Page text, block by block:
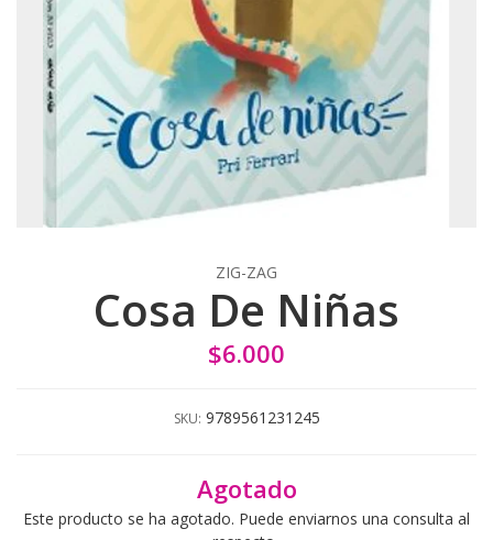
ZIG-ZAG
Cosa De Niñas
$6.000
SKU: 9789561231245
Agotado
Este producto se ha agotado. Puede enviarnos una consulta al